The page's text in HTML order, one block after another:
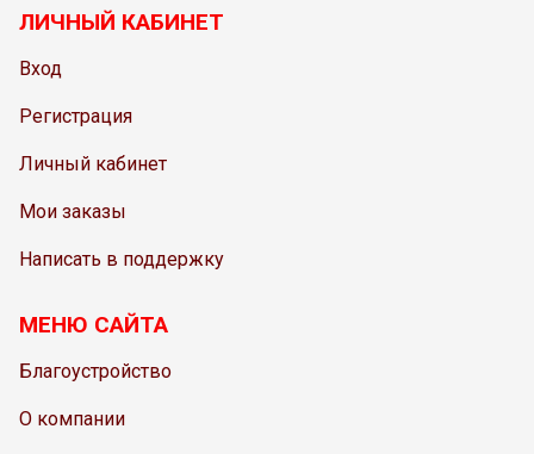
ЛИЧНЫЙ КАБИНЕТ
Вход
Регистрация
Личный кабинет
Мои заказы
Написать в поддержку
МЕНЮ САЙТА
Благоустройство
О компании